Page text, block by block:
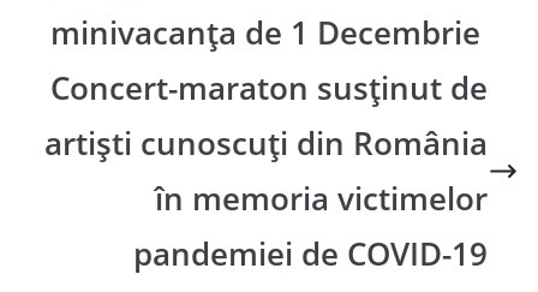
minivacanța de 1 Decembrie
Concert-maraton susţinut de
artişti cunoscuţi din România
în memoria victimelor
pandemiei de COVID-19